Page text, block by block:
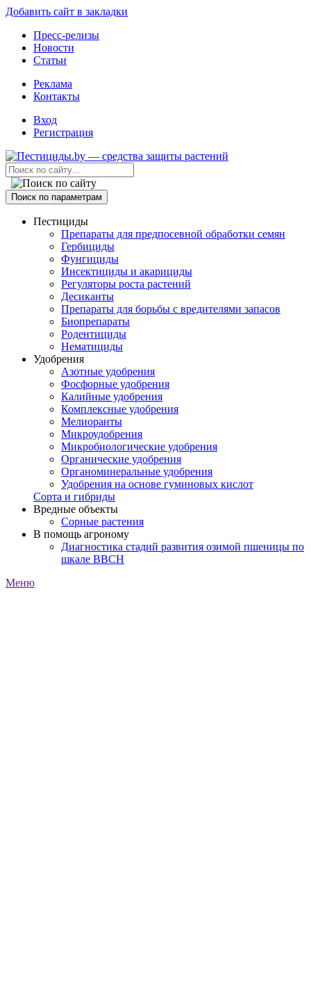
Добавить сайт в закладки
Пресс-релизы
Новости
Статьи
Реклама
Контакты
Вход
Регистрация
Поиск по параметрам
Пестициды
Препараты для предпосевной обработки семян
Гербициды
Фунгициды
Инсектициды и акарициды
Регуляторы роста растений
Десиканты
Препараты для борьбы с вредителями запасов
Биопрепараты
Родентициды
Нематициды
Удобрения
Азотные удобрения
Фосфорные удобрения
Калийные удобрения
Комплексные удобрения
Мелиоранты
Микроудобрения
Микробиологические удобрения
Органические удобрения
Органоминеральные удобрения
Удобрения на основе гуминовых кислот
Сорта и гибриды
Вредные объекты
Сорные растения
В помощь агроному
Диагностика стадий развития озимой пшеницы по
шкале ВВСН
Меню